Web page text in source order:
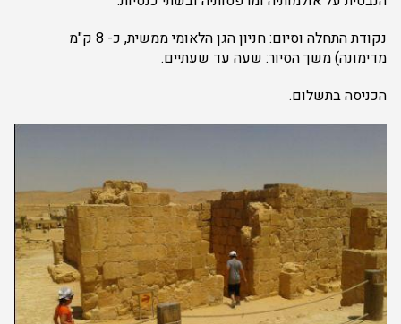
נקודת התחלה וסיום: חניון הגן הלאומי ממשית, כ- 8 ק"מ
מדימונה) משך הסיור: שעה עד שעתיים.
הכניסה בתשלום.